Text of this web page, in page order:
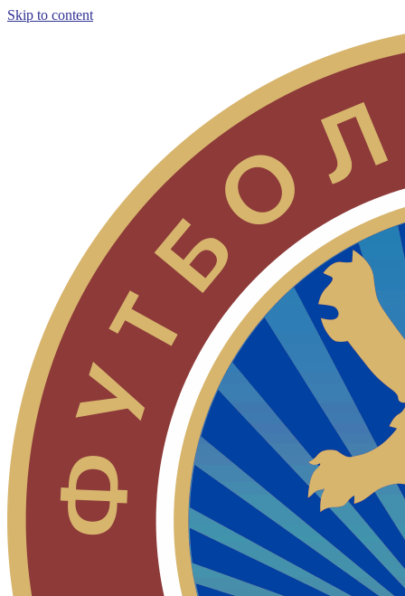
Skip to content